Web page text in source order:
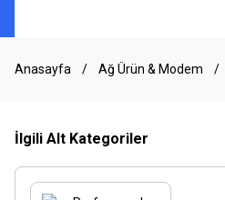
Anasayfa Ağ Ürün & Modem
İlgili Alt Kategoriler